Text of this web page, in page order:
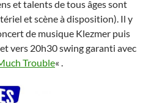
et talents de tous âges sont
et scène à disposition). Il y
de musique Klezmer puis
vers 20h30 swing garanti avec
Trouble« .